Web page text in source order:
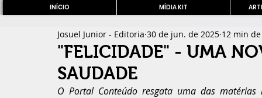
INÍCIO MÍDIA KIT
"FELICIDADE" - UMA
SAUDADE
Josuel Junior - Editoria 30 de jun. de 2025 12 min
O Portal Conteúdo resgata uma das